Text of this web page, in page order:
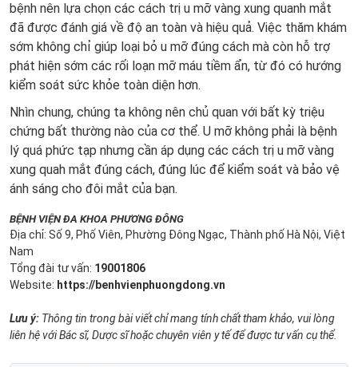
bệnh nên lựa chọn các cách trị u mỡ vàng xung quanh mắt
đã được đánh giá về độ an toàn và hiệu quả. Việc thăm khám
sớm không chỉ giúp loại bỏ u mỡ đúng cách mà còn hỗ trợ
phát hiện sớm các rối loạn mỡ máu tiềm ẩn, từ đó có hướng
kiểm soát sức khỏe toàn diện hơn.
Nhìn chung, chúng ta không nên chủ quan với bất kỳ triệu
chứng bất thường nào của cơ thể. U mỡ không phải là bệnh
lý quá phức tạp nhưng cần áp dụng các cách trị u mỡ vàng
xung quah mắt đúng cách, đúng lúc để kiểm soát và bảo vệ
ánh sáng cho đôi mắt của bạn.
BỆNH VIỆN ĐA KHOA PHƯƠNG ĐÔNG
Địa chỉ: Số 9, Phố Viên, Phường Đông Ngạc, Thành phố Hà Nội, Việt
Nam
Tổng đài tư vấn: 19001806
Website: https://benhvienphuongdong.vn
Lưu ý: Thông tin trong bài viết chỉ mang tính chất tham khảo, vui lòng
liên hệ với Bác sĩ, Dược sĩ hoặc chuyên viên y tế để được tư vấn cụ thể.